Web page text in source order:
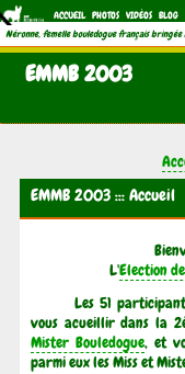
ACCUEIL PHOTOS VIDÉOS BLOG
Néronne, femelle bouledogue français bringée
EMMB 2003
EMMB 2003 ::: Accueil
L'Election
Les 51
vous acueillir dans la
Mister Bouledogue, et
parmi eux les Miss et